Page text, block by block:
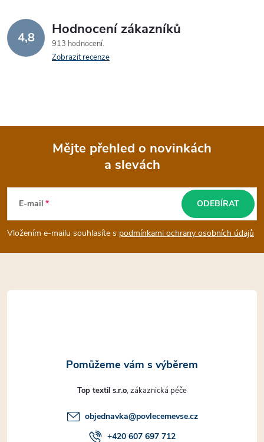
4,8 Hodnocení zákazníků
913 hodnocení
Zobrazit recenze
p
t
Mějte přehled o novinkách
a slevách
E-mail
Vložením e-mailu souhlasíte s podmínkami ochrany osobních údajů
ODEBÍRAT
Top textil s.r.o
objednavka@povlecemevse.cz
+420 607 697 712